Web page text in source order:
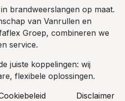
brandweerslangen op maat.
van Vanrullen en
Groep, combineren we
service.
juiste koppelingen: wij
flexibele oplossingen.
​Disclaimer